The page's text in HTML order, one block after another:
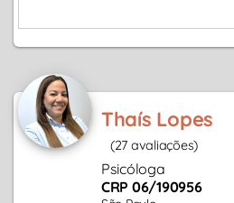
Thaís Lopes
(27 avaliações)
Psicóloga
CRP 06/190956